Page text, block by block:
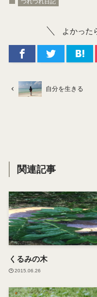
つれづれ日記
よかった
自分を生きる
関連記事
くるみの木
2015.06.26